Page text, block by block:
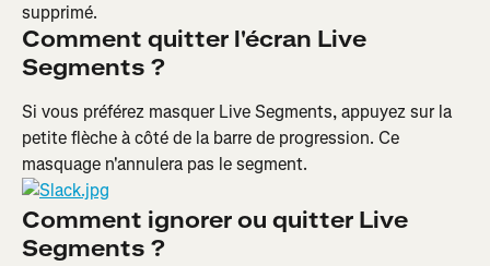
supprimé.
Comment quitter l'écran Live
Segments ?
Si vous préférez masquer Live Segments, appuyez sur la
petite flèche à côté de la barre de progression. Ce
masquage n'annulera pas le segment.
Comment ignorer ou quitter Live
Segments ?